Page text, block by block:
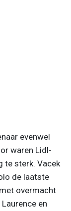
evenwel
waren Lidl-
te sterk. Vacek
de laatste
overmacht
en